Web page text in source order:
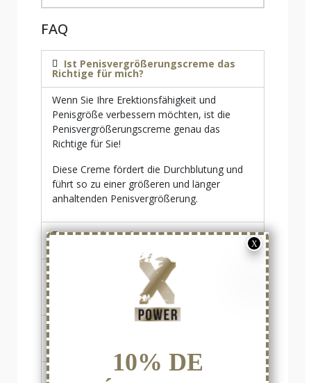
FAQ
Ist Penisvergrößerungscreme das
Richtige für mich?
Wenn Sie Ihre Erektionsfähigkeit und
Penisgröße verbessern möchten, ist die
Penisvergrößerungscreme genau das
Richtige für Sie!
Diese Creme fördert die Durchblutung und
führt so zu einer größeren und länger
anhaltenden Penisvergrößerung.
Anwendung der
Gibt es bei der Anwendung von
Penisvergrößerungscreme
Gegenanzeigen oder besondere
Vorsichtsmaßnahmen?
Wie viele Zentimeter können mit